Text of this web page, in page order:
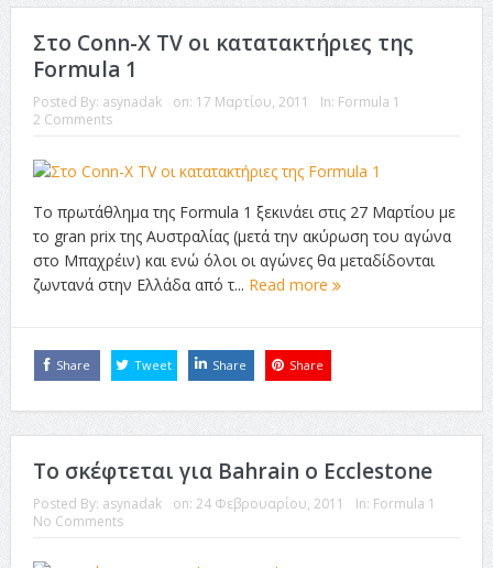
Στο Conn-X TV οι κατατακτήριες της
Formula 1
Posted By: asynadak on: 17 Μαρτίου, 2011 In: Formula 1
2 Comments
Το πρωτάθλημα της Formula 1 ξεκινάει στις 27 Μαρτίου με
το gran prix της Αυστραλίας (μετά την ακύρωση του αγώνα
στο Μπαχρέιν) και ενώ όλοι οι αγώνες θα μεταδίδονται
ζωντανά στην Ελλάδα από τ... Read more
Share Tweet Share Share
Το σκέφτεται για Bahrain ο Ecclestone
Posted By: asynadak on: 24 Φεβρουαρίου, 2011 In: Formula 1
No Comments